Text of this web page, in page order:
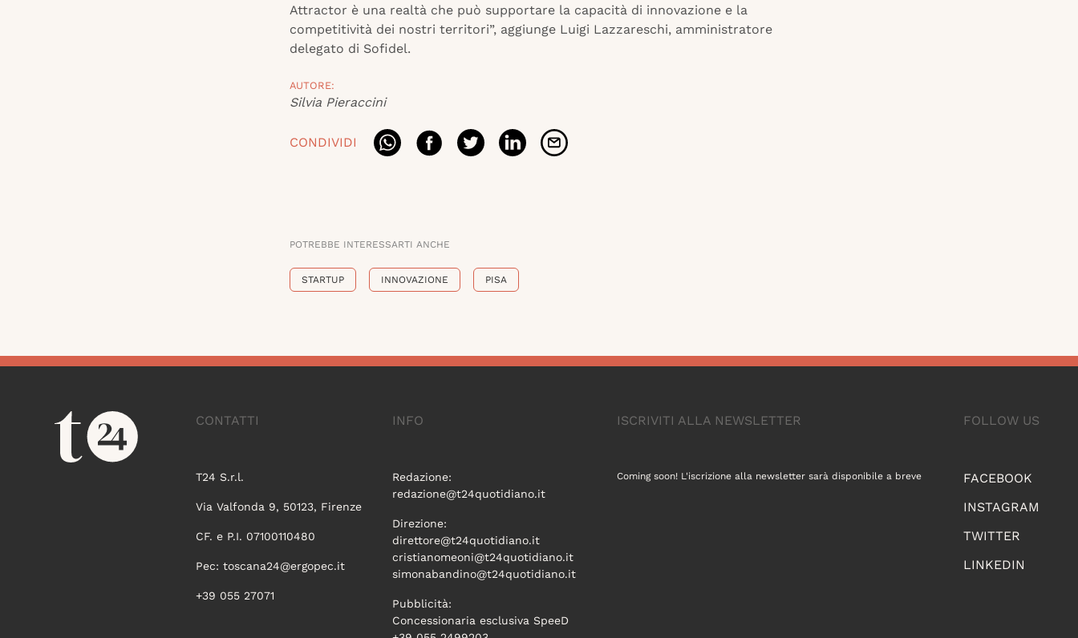
Attractor è una realtà che può supportare la capacità di innovazione e la
competitività dei nostri territori”, aggiunge Luigi Lazzareschi, amministratore
delegato di Sofidel.
AUTORE:
Silvia Pieraccini
CONDIVIDI
POTREBBE INTERESSARTI ANCHE
STARTUP INNOVAZIONE PISA
CONTATTI
T24 S.r.l.
Via Valfonda 9, 50123, Firenze
CF. e P.I. 07100110480
Pec: toscana24@ergopec.it
+39 055 27071
INFO
Redazione:
redazione@t24quotidiano.it
Direzione:
direttore@t24quotidiano.it
cristianomeoni@t24quotidiano.it
simonabandino@t24quotidiano.it
Pubblicità:
Concessionaria esclusiva SpeeD
FOLLOW US
FACEBOOK
INSTAGRAM
TWITTER
LINKEDIN
ISCRIVITI ALLA NEWSLETTER
Coming soon! L'iscrizione alla newsletter sarà disponibile a breve